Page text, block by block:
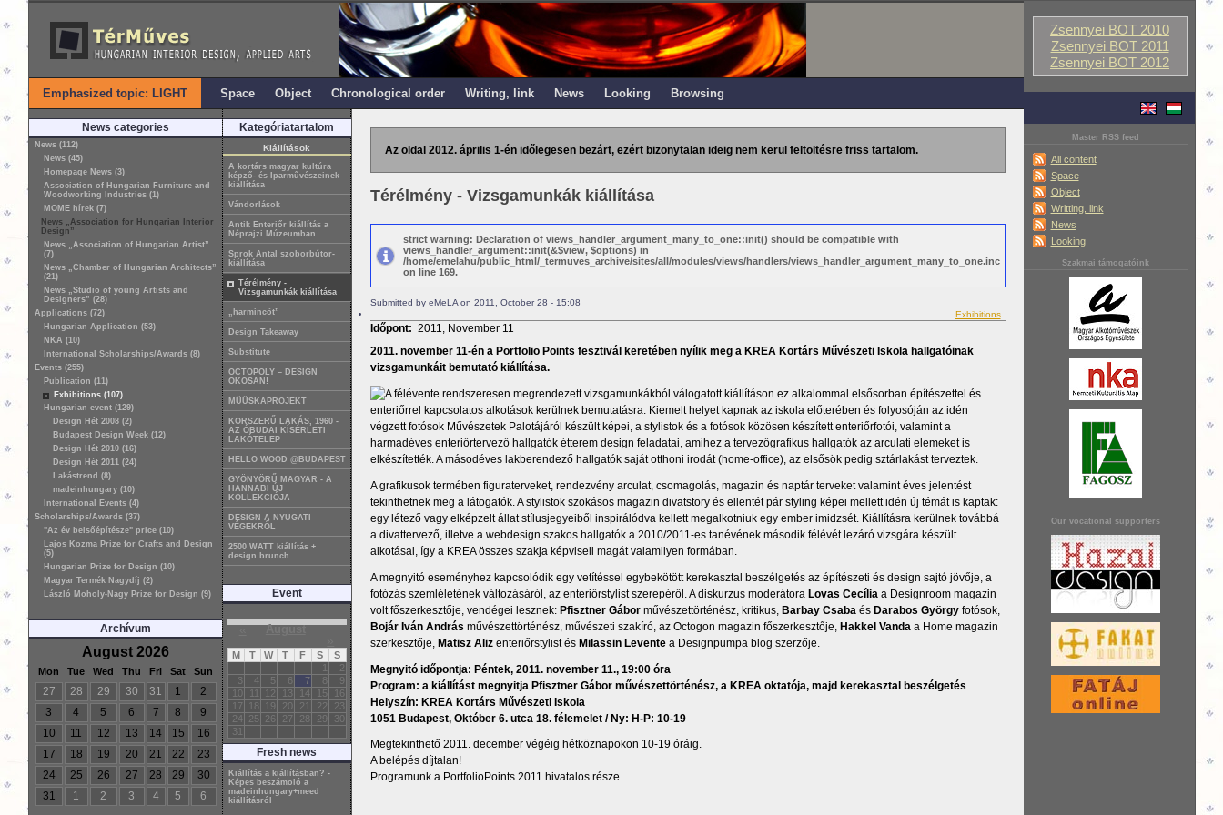
Zsennyei BOT 2010
Zsennyei BOT 2011
Zsennyei BOT 2012
Master RSS feed
All content
Space
Object
Writting, link
News
Looking
Szakmai támogatóink
Our vocational supporters
Emphasized topic: LIGHT Space Object Chronological order Writing, link News Looking Browsing
News categories
News (112)
News (45)
Homepage News (3)
Association of Hungarian Furniture and
Woodworking Industries (1)
MOME hírek (7)
News „Association for Hungarian Interior
Design”
News „Association of Hungarian Artist”
(7)
News „Chamber of Hungarian Architects”
(21)
News „Studio of young Artists and
Designers” (28)
Applications (72)
Hungarian Application (53)
NKA (10)
International Scholarships/Awards (8)
Events (255)
Publication (11)
Exhibitions (107)
Hungarian event (129)
Design Hét 2008 (2)
Budapest Design Week (12)
Design Hét 2010 (16)
Design Hét 2011 (24)
Lakástrend (8)
madeinhungary (10)
International Events (4)
Scholarships/Awards (37)
"Az év belsőépítésze" price (10)
Lajos Kozma Prize for Crafts and Design
(5)
Hungarian Prize for Design (10)
Magyar Termék Nagydíj (2)
László Moholy-Nagy Prize for Design (9)
Archívum
August 2026
Mon Tue Wed Thu Fri Sat Sun
27 28 29 30 31 1
2
3
4 5 6 7 8
9
10
11 12 13 14 15
16
17
18 19 20 21 22
23
24
25 26 27 28 29
30
31
1 2 3 4 5 6
Kategóriatartalom
Kiállítások
A kortárs magyar kultúra
képző- és Iparművészeinek
kiállítása
Vándorlások
Antik Enteriőr kiállítás a
Néprajzi Múzeumban
Sprok Antal szoborbútor-
kiállítása
Térélmény -
Vizsgamunkák kiállítása
„harmincöt”
Design Takeaway
Substitute
OCTOPOLY – DESIGN
OKOSAN!
MÜÜSKAPROJEKT
KORSZERŰ LAKÁS, 1960 -
AZ ÓBUDAI KÍSÉRLETI
LAKÓTELEP
HELLO WOOD @BUDAPEST
GYÖNYÖRŰ MAGYAR - A
HANNABI ÚJ
KOLLEKCIÓJA
DESIGN A NYUGATI
VÉGEKRŐL
2500 WATT kiállítás +
design brunch
Event
« August
M T W T F S
S
1
2
3
4 5 6 7 8
9
10
11 12 13 14 15
16
17
18 19 20 21 22
23
24
25 26 27 28 29
30
31
Fresh news
Kiállítás a kiállításban? -
Képes beszámoló a
madeinhungary+meed
kiállításról
Az oldal 2012. április 1-én időlegesen bezárt, ezért bizonytalan ideig nem kerül feltöltésre friss tartalom.
Térélmény - Vizsgamunkák kiállítása
strict warning: Declaration of views_handler_argument_many_to_one::init() should be compatible with
views_handler_argument::init(&$view, $options) in
/home/emelahu/public_html/_termuves_archive/sites/all/modules/views/handlers/views_handler_argument_many_to_one.inc
on line 169.
Submitted by eMeLA on 2011, October 28 - 15:08
Exhibitions
Időpont: 2011, November 11
2011. november 11-én a Portfolio Points fesztivál keretében nyílik meg a KREA Kortárs Művészeti Iskola hallgatóinak
vizsgamunkáit bemutató kiállítása.
A félévente rendszeresen megrendezett vizsgamunkákból válogatott kiállításon ez alkalommal elsősorban építészettel és
enteriőrrel kapcsolatos alkotások kerülnek bemutatásra. Kiemelt helyet kapnak az iskola előterében és folyosóján az idén
végzett fotósok Művészetek Palotájáról készült képei, a stylistok és a fotósok közösen készített enteriőrfotói, valamint a
harmadéves enteriőrtervező hallgatók étterem design feladatai, amihez a tervezőgrafikus hallgatók az arculati elemeket is
elkészítették. A másodéves lakberendező hallgatók saját otthoni irodát (home-office), az elsősök pedig sztárlakást terveztek.
A grafikusok termében figuraterveket, rendezvény arculat, csomagolás, magazin és naptár terveket valamint éves jelentést
tekinthetnek meg a látogatók. A stylistok szokásos magazin divatstory és ellentét pár styling képei mellett idén új témát is kaptak:
egy létező vagy elképzelt állat stílusjegyeiből inspirálódva kellett megalkotniuk egy ember imidzsét. Kiállításra kerülnek továbbá
a divattervező, illetve a webdesign szakos hallgatók a 2010/2011-es tanévének második félévét lezáró vizsgára készült
alkotásai, így a KREA összes szakja képviseli magát valamilyen formában.
A megnyitó eseményhez kapcsolódik egy vetítéssel egybekötött kerekasztal beszélgetés az építészeti és design sajtó jövője, a
fotózás szemléletének változásáról, az enteriőrstylist szerepéről. A diskurzus moderátora Lovas Cecília a Designroom magazin
volt főszerkesztője, vendégei lesznek: Pfisztner Gáborművészettörténész, kritikus, Barbay Csaba és Darabos Györgyfotósok,
Bojár Iván András művészettörténész, művészeti szakíró, az Octogon magazin főszerkesztője, Hakkel Vanda a Home magazin
szerkesztője, Matisz Alizenteriőrstylist és Milassin Leventea Designpumpa blog szerzője.
Megnyitó időpontja: Péntek, 2011. november 11., 19:00 óra
Program: a kiállítást megnyitja Pfisztner Gábor művészettörténész, a KREA oktatója, majd kerekasztal beszélgetés
Helyszín: KREA Kortárs Művészeti Iskola
1051 Budapest, Október 6. utca 18. félemelet / Ny: H-P: 10-19
Megtekinthető 2011. december végéig hétköznapokon 10-19 óráig.
A belépés díjtalan!
Programunk a PortfolioPoints 2011 hivatalos része.